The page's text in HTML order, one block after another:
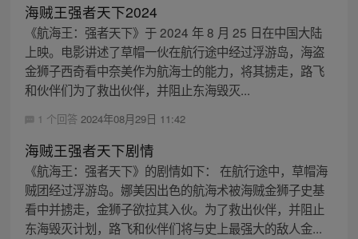
海贼王强者天下2024
《航海王：强者天下》于 2024 年 8 月 25 日在中国大陆
上映。电影讲述了草帽一伙在航行途中经过浮游岛，海盗
金狮子西奇看中奈美作为航海士的能力，将其掳走，路飞
和伙伴们为了救出伙伴，并阻止东海毁灭...
1 个回答 2024年08月29日 11:42
海贼王强者天下剧情
《航海王：强者天下》的剧情如下： 在航行途中，草帽海
贼团经过浮游岛。娜美因出色的航海术被海贼金狮子史基
看中并掳走，金狮子欲拉其入伙。为了救出伙伴，并阻止
东海毁灭计划，路飞和伙伴们将与史上最强大的敌人金...